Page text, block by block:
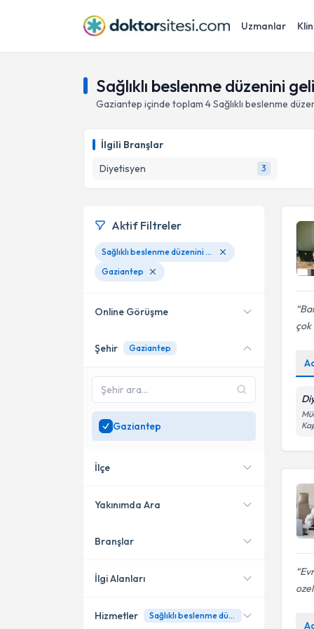
Uzmanlar
Sağlıklı beslenme düzenini
Gaziantep içinde toplam 4Sağlıklı beslenme
İlgili Branşlar
Diyetisyen
3
çok
Aktif Filtreler
Sağlıklı beslenme düzenini geliştirme
Gaziantep
Online Görüşme
Online danışmanlık sunan
SadeceGaziantep
bölgesinde uzman ara
Şehir Gaziantep
Gaziantep
İlçe
Şehitkamil
Şahinbey
Yakınımda Ara
Konumuma yakın uzmanları
Branşlar
Diyetisyen
İlgi Alanları
Hizmetler Sağlıklı beslenme düzenini geliştirme